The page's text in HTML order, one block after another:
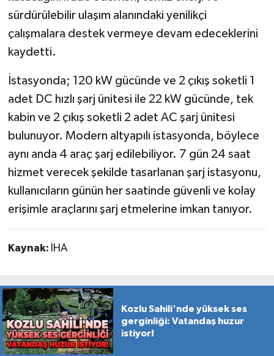
sürdürülebilir ulaşım alanındaki yenilikçi
çalışmalara destek vermeye devam edeceklerini
kaydetti.
İstasyonda; 120 kW gücünde ve 2 çıkış soketli 1
adet DC hızlı şarj ünitesi ile 22 kW gücünde, tek
kabin ve 2 çıkış soketli 2 adet AC şarj ünitesi
bulunuyor. Modern altyapılı istasyonda, böylece
aynı anda 4 araç şarj edilebiliyor. 7 gün 24 saat
hizmet verecek şekilde tasarlanan şarj istasyonu,
kullanıcıların günün her saatinde güvenli ve kolay
erişimle araçlarını şarj etmelerine imkan tanıyor.
Kaynak: İHA
Kozlu Sahili'nde yüksek ses
gerginliği: Vatandaş huzur
istiyor!